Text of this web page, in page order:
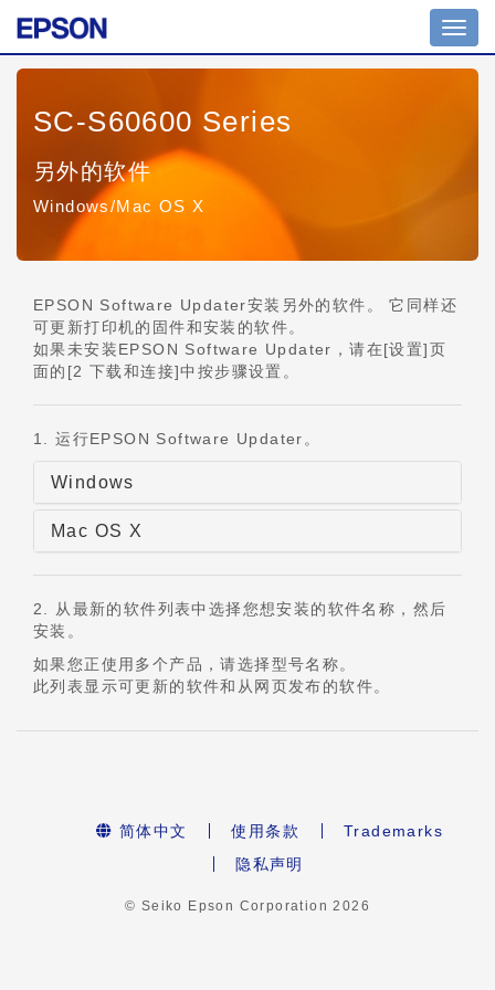
切
换
导
SC-S60600 Series
另外的软件
Windows/Mac OS X
EPSON Software Updater安装另外的软件。 它同样还
可更新打印机的固件和安装的软件。
如果未安装EPSON Software Updater，请在[设置]页
面的[2 下载和连接]中按步骤设置。
1. 运行EPSON Software Updater。
Windows
Mac OS X
2. 从最新的软件列表中选择您想安装的软件名称，然后
安装。
如果您正使用多个产品，请选择型号名称。
此列表显示可更新的软件和从网页发布的软件。
简体中文 使用条款
Trademarks
隐私声明
© Seiko Epson Corporation2026